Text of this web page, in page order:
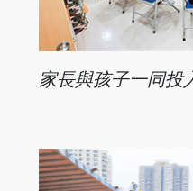
家長與孩子一同投